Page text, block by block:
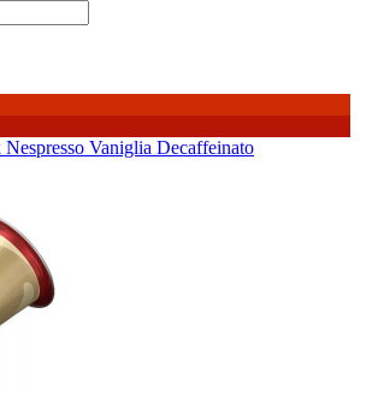
Vaniglia Decaffeinato